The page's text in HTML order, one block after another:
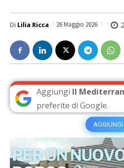
Di Lilia Ricca 26 Maggio 2026 2
Aggiungi Il
preferite di Google.
AGGIUNGI